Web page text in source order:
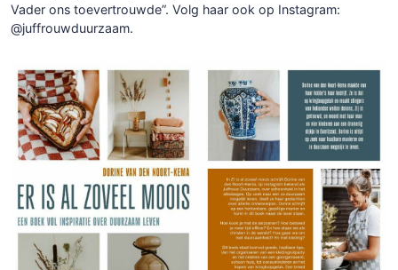
Vader ons toevertrouwde”. Volg haar ook op Instagram:
@juffrouwduurzaam.